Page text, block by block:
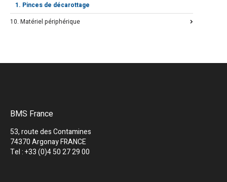
1. Pinces de décarottage
10. Matériel périphérique
BMS France
53, route des Contamines
74370 Argonay FRANCE
Tel : +33 (0)4 50 27 29 00